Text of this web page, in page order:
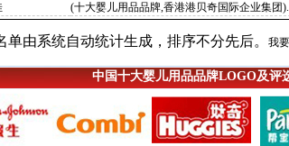
(十大婴儿用品品牌,香港港贝奇国际企业集团
单由系统自动统计生成，排序不分先后。 我
中国十大婴儿用品品牌LOGO及评